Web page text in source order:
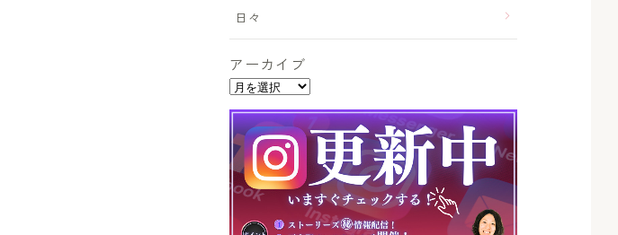
日々
アーカイブ
ア
ー
カ
イ
ブ